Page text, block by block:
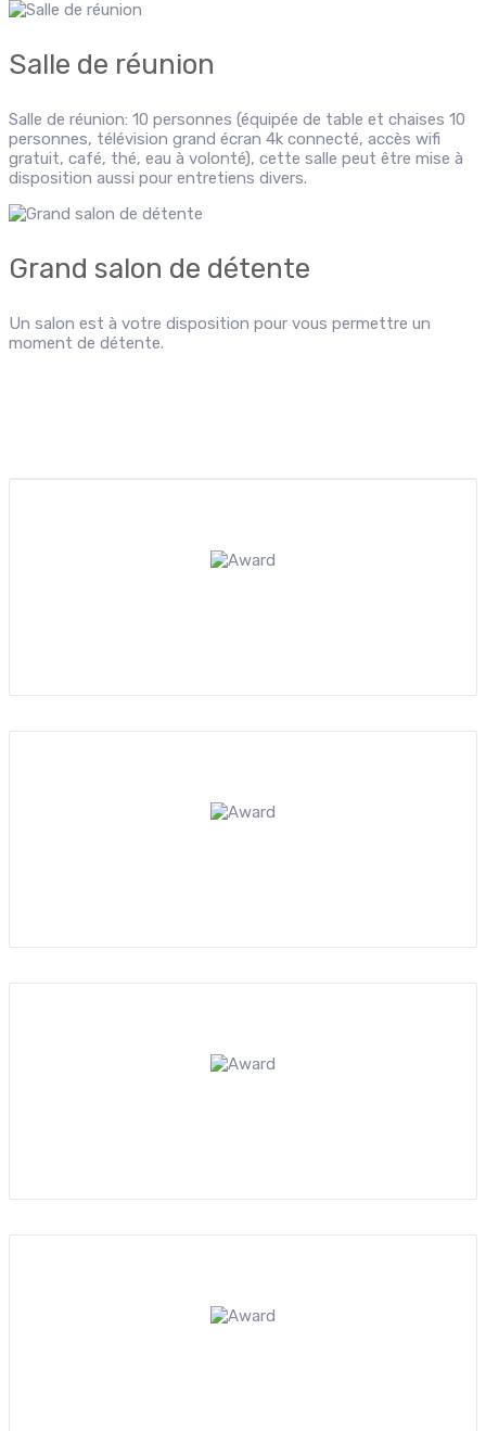
Salle de réunion
Salle de réunion: 10 personnes (équipée de table et chaises 10
personnes, télévision grand écran 4k connecté, accès wifi
gratuit, café, thé, eau à volonté), cette salle peut être mise à
disposition aussi pour entretiens divers.
Grand salon de détente
Un salon est à votre disposition pour vous permettre un
moment de détente.